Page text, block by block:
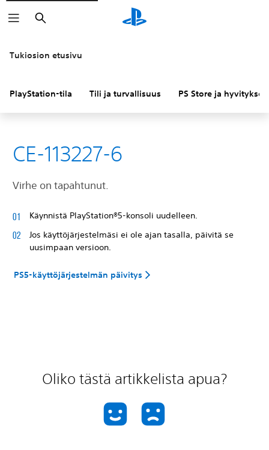
Haku
Tukiosion etusivu
PlayStation-tila Tili ja turvallisuus PS Store ja hyvitykset
CE-113227-6
Virhe on tapahtunut.
Käynnistä PlayStation®5-konsoli uudelleen.
Jos käyttöjärjestelmäsi ei ole ajan tasalla, päivitä se
uusimpaan versioon.
PS5-käyttöjärjestelmän päivitys
Oliko tästä artikkelista apua?